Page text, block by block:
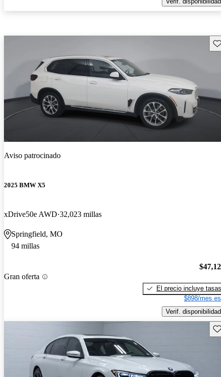
Aviso patrocinado
2025 BMW X5
xDrive50e AWD 32,023 millas
Springfield, MO
94 millas
Gran oferta
El precio incluye tasas
$898/mes
Verif. disponibilidad